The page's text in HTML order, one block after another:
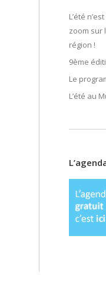
L’été
zoom sur
région !
9ème
Le
L’été au